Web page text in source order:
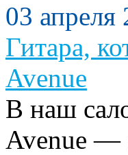
03 апреля
Гитара,
Avenue
В наш
Avenue —